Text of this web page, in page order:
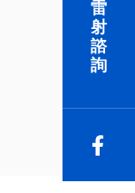
雷
射
諮
詢